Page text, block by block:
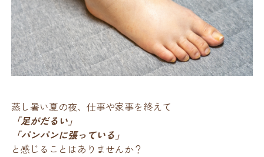
蒸し暑い夏の夜、仕事や家事を終えて
「足がだるい」
「パンパンに張っている」
と感じることはありませんか？